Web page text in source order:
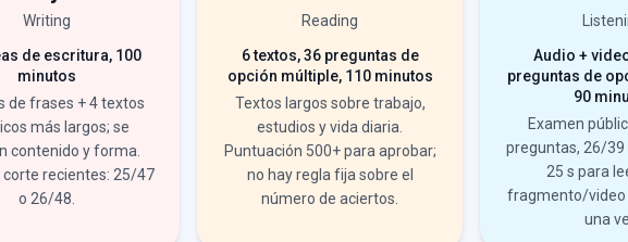
Writing
de escritura, 100
minutos
de frases + 4 textos
más largos; se
contenido y forma.
corte recientes: 25/47
o 26/48.
Reading
6 textos, 36 preguntas de
opción múltiple, 110 minutos
Textos largos sobre trabajo,
estudios y vida diaria.
Puntuación 500+ para aprobar;
no hay regla fija sobre el
número de aciertos.
Audio +
preguntas de
90
Examen
preguntas, 26/39
25 s para
fragmento/video
una